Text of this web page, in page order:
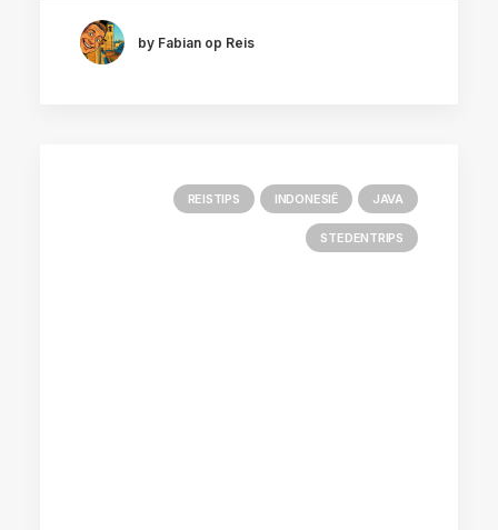
by Fabian op Reis
REISTIPS INDONESIË JAVA
STEDENTRIPS